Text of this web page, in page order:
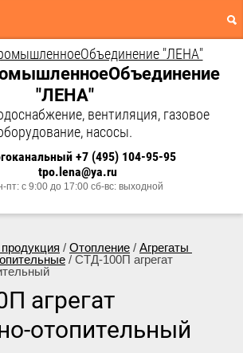
"ЛЕНА"
вентиляция, газовое
насосы.
+7 (495) 104-95-95
tpo.lena@ya.ru
пт: с 9:00 до 17:00 сб-вс: выходной
/ Отопление / Агрегаты
/ СТД-100П агрегат
агрегат
отопительный